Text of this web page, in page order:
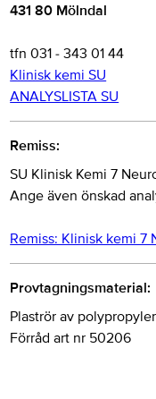
431 80 Mölndal
tfn 031 - 343 01 44
Klinisk kemi SU
ANALYSLISTA SU
Remiss:
SU Klinisk Kemi 7
Ange även önskad
Remiss: Klinisk kemi 7
Provtagningsmaterial:
Plaströr av
Förråd art nr 50206